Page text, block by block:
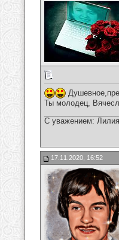
Ты молодец,
С уважением:
17.11.2020, 16:52